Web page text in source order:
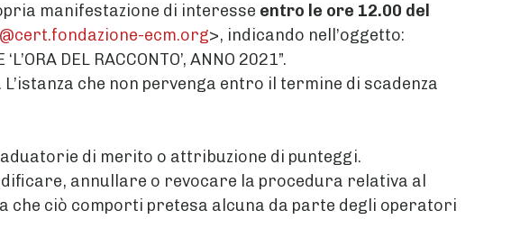
manifestazione di interesse entro le ore 12.00 del
ecm.org>, indicando nell’oggetto:
DEL RACCONTO’, ANNO 2021”.
che non pervenga entro il termine di scadenza
di merito o attribuzione di punteggi.
annullare o revocare la procedura relativa al
che ciò comporti pretesa alcuna da parte degli operatori